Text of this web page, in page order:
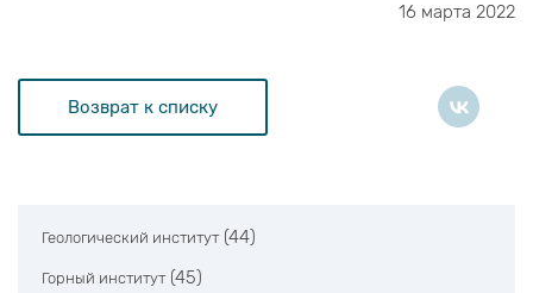
16 марта 2022
Возврат к списку
Геологический институт (44)
Горный институт (45)